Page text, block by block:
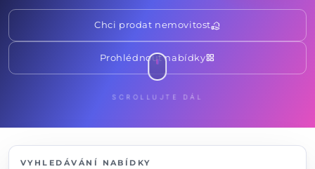
Chci prodat nemovitostreal_estate_agent
Prohlédnout nabídkygrid_view
SCROLLUJTE DÁL
VYHLEDÁVÁNÍ NABÍDKY